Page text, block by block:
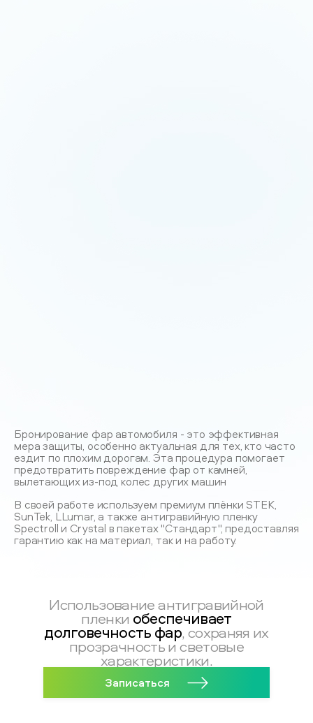
Бронирование фар автомобиля - это эффективная
мера защиты, особенно актуальная для тех, кто часто
ездит по плохим дорогам. Эта процедура помогает
предотвратить повреждение фар от камней,
вылетающих из-под колес других машин
В своей работе используем премиум плёнки STEK,
SunTek, LLumar, а также антигравийную пленку
Spectroll и Crystal в пакетах "Стандарт", предоставляя
гарантию как на материал, так и на работу.
Использование антигравийной
пленки обеспечивает
долговечность фар, сохраняя их
прозрачность и световые
характеристики.
Записаться